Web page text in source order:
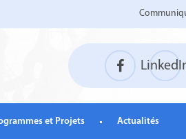
et Projets Actualités